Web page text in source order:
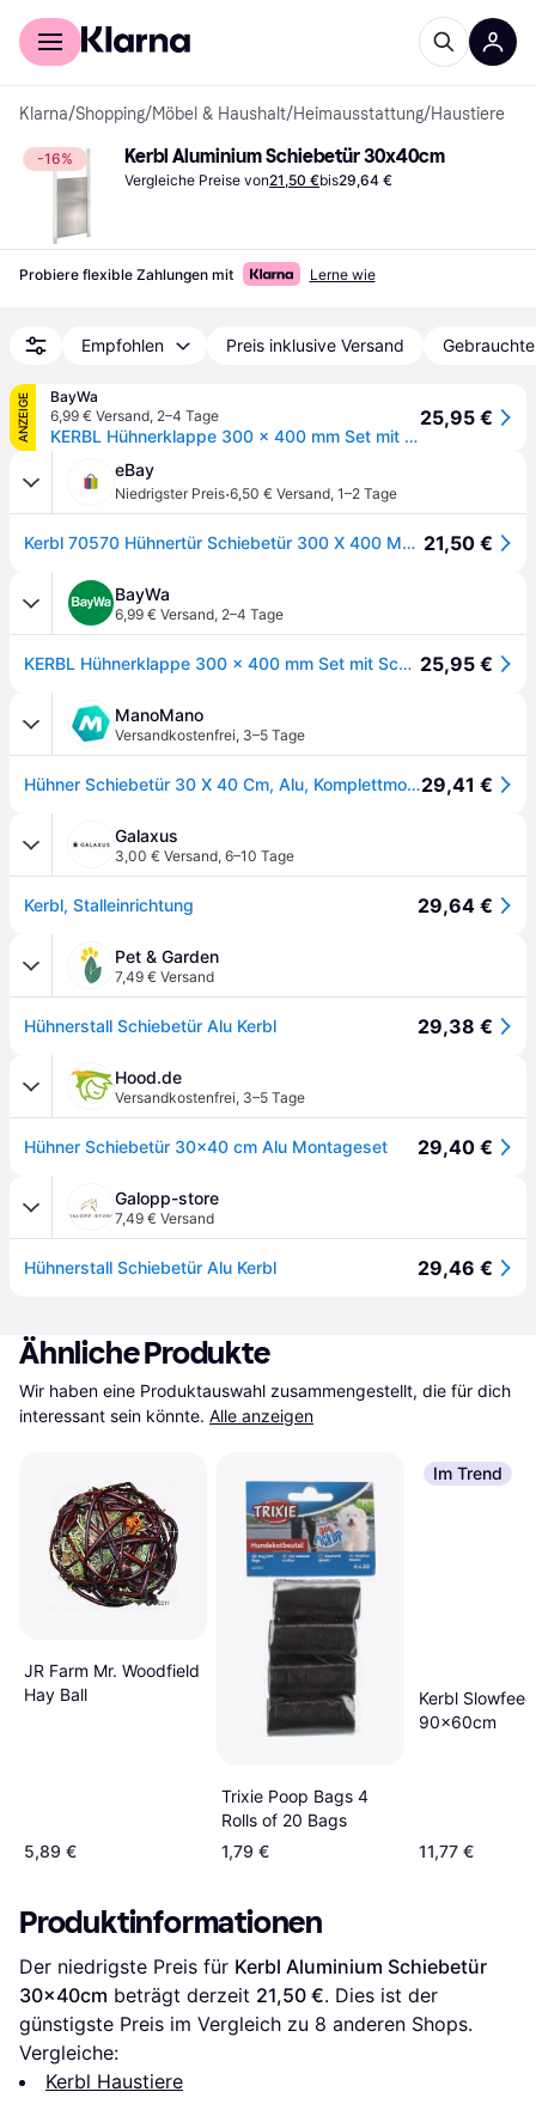
Für Shopper
Klarna/Shopping/Möbel & Haushalt/Heimausstattung/Haustiere
-16% Kerbl Aluminium Schiebetür 30x40cm
Vergleiche Preise von21,50 €bis29,64 €
Probiere flexible Zahlungen mit Lerne wie
Empfohlen Preis inklusive Versand
ANZEIGE
BayWa
6,99 € Versand, 2–4 Tage
KERBL Hühnerklappe 300 x 400 mm Set mit Schienen für Geflügelställe, 70570
25,95 €
eBay
Niedrigster Preis·6,50 € Versand, 1–2 Tage
Kerbl 70570 Hühnertür Schiebetür 300 X 400 Mm Inkl Führungsschienen 21,50 €
BayWa
6,99 € Versand, 2–4 Tage
KERBL Hühnerklappe 300 x 400 mm Set mit Schienen für Geflügelställe, 70570 25,95 €
ManoMano
Versandkostenfrei, 3–5 Tage
Hühner Schiebetür 30 X 40 Cm, Alu, Komplettmontage- Set29,41 €
Galaxus
3,00 € Versand, 6–10 Tage
Kerbl, Stalleinrichtung 29,64 €
Pet & Garden
7,49 € Versand
Hühnerstall Schiebetür Alu Kerbl 29,38 €
Hood.de
Versandkostenfrei, 3–5 Tage
Hühner Schiebetür 30x40 cm Alu Montageset 29,40 €
Galopp-store
7,49 € Versand
Hühnerstall Schiebetür Alu Kerbl 29,46 €
Ähnliche Produkte
Wir haben eine Produktauswahl zusammengestellt, die für dich
interessant sein könnte. Alle anzeigen
JR Farm Mr. Woodfield
Hay Ball
5,89 €
Trixie Poop Bags 4
Rolls of 20 Bags
1,79 €
Im Trend
Kerbl
90x60cm
11,77 €
Produktinformationen
Der niedrigste Preis für Kerbl Aluminium Schiebetür
30x40cm beträgt derzeit 21,50 €. Dies ist der
günstigste Preis im Vergleich zu 8 anderen Shops.
Vergleiche:
Kerbl Haustiere